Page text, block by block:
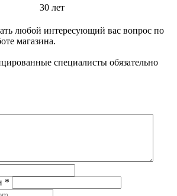
30 лет
любой интересующий вас вопрос по
магазина.
специалисты обязательно
*